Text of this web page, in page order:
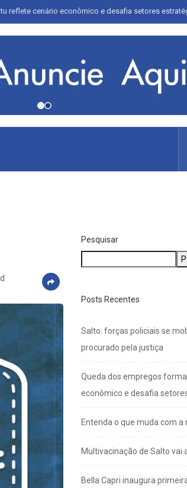
econômico e desafia setores estratégicos
Pesquisar
Posts Recentes
Salto: forças policiais se
procurado pela justiça
Queda dos empregos
econômico e desafia
Entenda o que muda com a
Multivacinação de Salto vai
Bella Capri inaugura